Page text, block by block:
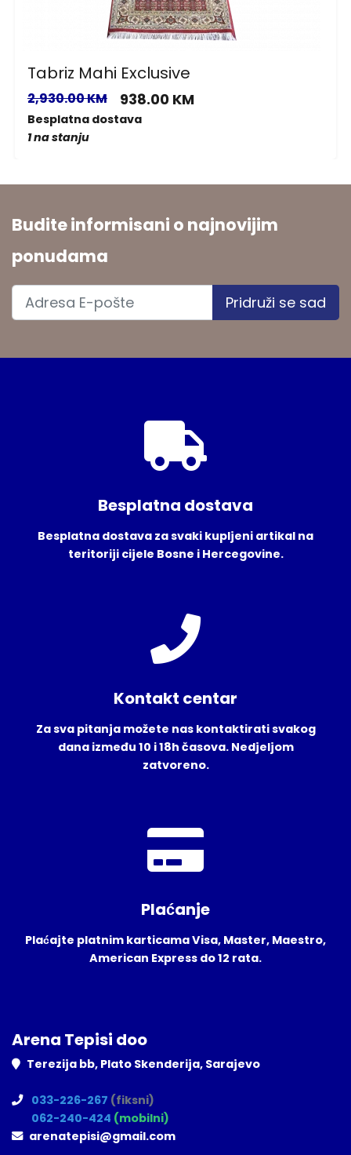
Tabriz Mahi Exclusive
2,930.00 KM 938.00 KM
Besplatna dostava
1 na stanju
Budite informisani o najnovijim
ponudama
Pridruži se sad
Besplatna dostava
Besplatna dostava za svaki kupljeni artikal na
teritoriji cijele Bosne i Hercegovine.
Kontakt centar
Za sva pitanja možete nas kontaktirati svakog
dana između 10 i 18h časova. Nedjeljom
zatvoreno.
Plaćanje
Plaćajte platnim karticama Visa, Master, Maestro,
American Express do 12 rata.
Arena Tepisi doo
Terezija bb, Plato Skenderija, Sarajevo
033-226-267 (fiksni)
062-240-424 (mobilni)
arenatepisi@gmail.com